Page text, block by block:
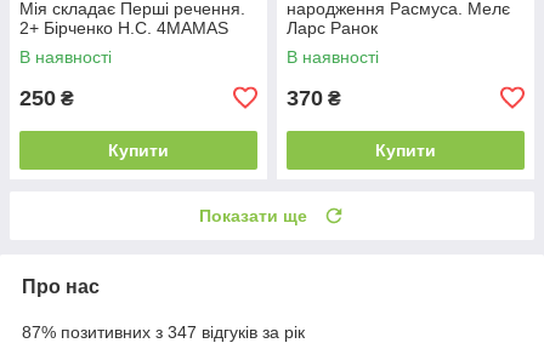
Мія складає Перші речення.
2+ Бірченко Н.С. 4MAMAS
В наявності
250 ₴
Купити
народження Расмуса. Мелє
Ларс Ранок
В наявності
370 ₴
Купити
Показати ще
Про нас
87% позитивних з 347 відгуків за рік